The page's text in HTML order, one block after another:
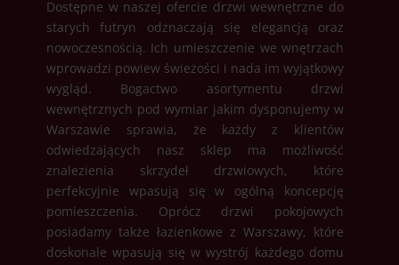
Dostępne w naszej ofercie drzwi wewnętrzne do
starych futryn odznaczają się elegancją oraz
nowoczesnością. Ich umieszczenie we wnętrzach
wprowadzi powiew świeżości i nada im wyjątkowy
wygląd. Bogactwo asortymentu drzwi
wewnętrznych pod wymiar jakim dysponujemy w
Warszawie sprawia, że każdy z klientów
odwiedzających nasz sklep ma możliwość
znalezienia skrzydeł drzwiowych, które
perfekcyjnie wpasują się w ogólną koncepcję
pomieszczenia. Oprócz drzwi pokojowych
posiadamy także łazienkowe z Warszawy, które
doskonale wpasują się w wystrój każdego domu